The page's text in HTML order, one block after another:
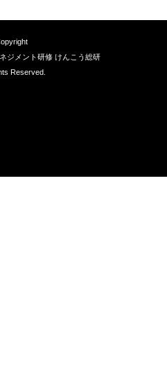
ジメント研修 けんこう総研
Reserved.